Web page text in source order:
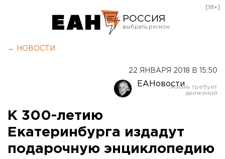
РОССИЯ
Оренбург
[18+]
← НОВОСТИ
22 ЯНВАРЯ 2018 В 15:50
ЕАНовости
К 300-летию
Екатеринбурга издадут
подарочную энциклопедию